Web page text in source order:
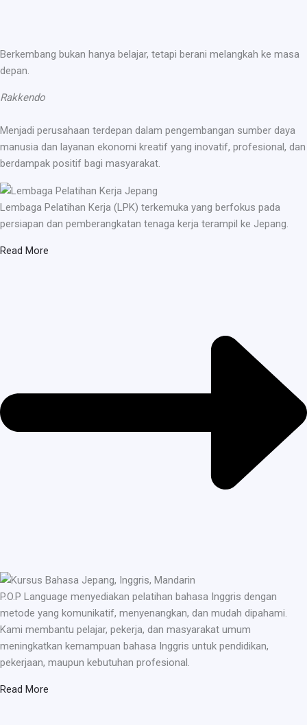
Berkembang bukan hanya belajar, tetapi berani melangkah ke masa
depan.
Rakkendo
Menjadi perusahaan terdepan dalam pengembangan sumber daya
manusia dan layanan ekonomi kreatif yang inovatif, profesional, dan
berdampak positif bagi masyarakat.
Lembaga Pelatihan Kerja (LPK) terkemuka yang berfokus pada
persiapan dan pemberangkatan tenaga kerja terampil ke Jepang.
Read More
P.O.P Language menyediakan pelatihan bahasa Inggris dengan
metode yang komunikatif, menyenangkan, dan mudah dipahami.
Kami membantu pelajar, pekerja, dan masyarakat umum
meningkatkan kemampuan bahasa Inggris untuk pendidikan,
pekerjaan, maupun kebutuhan profesional.
Read More